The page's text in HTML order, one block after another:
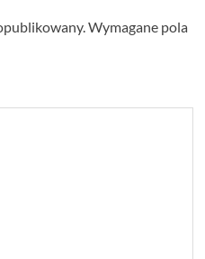
Wymagane pola